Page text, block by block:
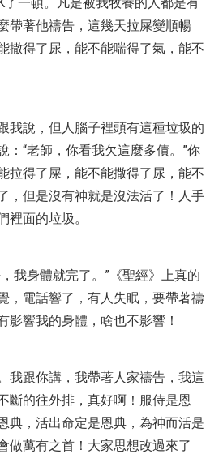
帶著他禱告，這幾天拉屎變順暢
撒得了尿，能不能喘得了氣，能不
我說，但人腦子裡頭有這種垃圾的
“老師，你看我欠這麼多債。”你
拉得了屎，能不能撒得了尿，能不
，但是沒有神就是沒法活了！人手
面的垃圾。
我身體就完了。”《聖經》上真的
，電話響了，有人失眠，要帶著禱
響我的身體，啥也不影響！
我跟你講，我帶著人家禱告，我這
斷的往外排，真好啊！服侍是恩
典，活出命定是恩典，為神而活是
做萬有之首！大家思想改過來了